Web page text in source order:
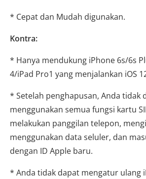
* Cepat dan Mudah digunakan.
Kontra:
* Hanya mendukung iPhone 6s/6s
4/iPad Pro1 yang menjalankan iOS
* Setelah penghapusan, Anda tidak
menggunakan semua fungsi kartu
melakukan panggilan telepon,
menggunakan data seluler, dan
dengan ID Apple baru.
* Anda tidak dapat mengatur ulang